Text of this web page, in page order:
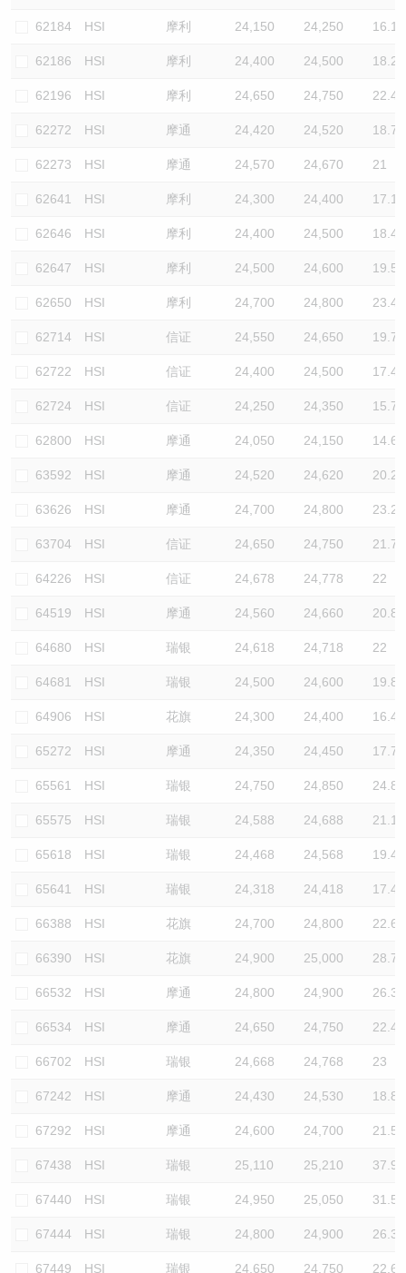
62184 HSI 摩利 24,150 24,250 16.1
62186 HSI 摩利 24,400 24,500 18.2
62196 HSI 摩利 24,650 24,750 22.4
62272 HSI 摩通 24,420 24,520 18.7
62273 HSI 摩通 24,570 24,670 21
62641 HSI 摩利 24,300 24,400 17.1
62646 HSI 摩利 24,400 24,500 18.4
62647 HSI 摩利 24,500 24,600 19.5
62650 HSI 摩利 24,700 24,800 23.4
62714 HSI 信证 24,550 24,650 19.7
62722 HSI 信证 24,400 24,500 17.4
62724 HSI 信证 24,250 24,350 15.7
62800 HSI 摩通 24,050 24,150 14.6
63592 HSI 摩通 24,520 24,620 20.2
63626 HSI 摩通 24,700 24,800 23.2
63704 HSI 信证 24,650 24,750 21.7
64226 HSI 信证 24,678 24,778 22
64519 HSI 摩通 24,560 24,660 20.8
64680 HSI 瑞银 24,618 24,718 22
64681 HSI 瑞银 24,500 24,600 19.8
64906 HSI 花旗 24,300 24,400 16.4
65272 HSI 摩通 24,350 24,450 17.7
65561 HSI 瑞银 24,750 24,850 24.8
65575 HSI 瑞银 24,588 24,688 21.1
65618 HSI 瑞银 24,468 24,568 19.4
65641 HSI 瑞银 24,318 24,418 17.4
66388 HSI 花旗 24,700 24,800 22.6
66390 HSI 花旗 24,900 25,000 28.7
66532 HSI 摩通 24,800 24,900 26.3
66534 HSI 摩通 24,650 24,750 22.4
66702 HSI 瑞银 24,668 24,768 23
67242 HSI 摩通 24,430 24,530 18.8
67292 HSI 摩通 24,600 24,700 21.5
67438 HSI 瑞银 25,110 25,210 37.9
67440 HSI 瑞银 24,950 25,050 31.5
67444 HSI 瑞银 24,800 24,900 26.3
67449 HSI 瑞银 24,650 24,750 22.6